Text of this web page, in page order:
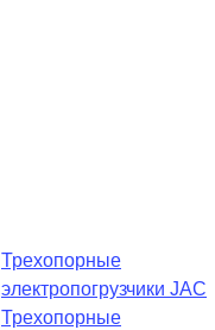
Трехопорные
электропогрузчики JAC
Трехопорные